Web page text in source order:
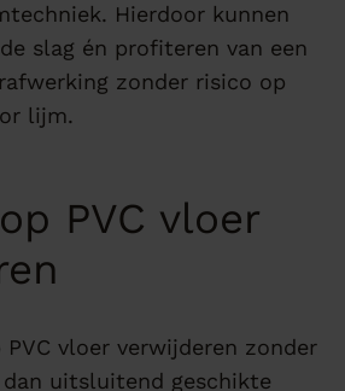
Hierdoor kunnen
slag én profiteren van een
zonder risico op
lijm.
PVC vloer
vloer verwijderen zonder
dan uitsluitend geschikte